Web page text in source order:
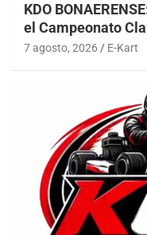
KDO
el Campeonato
7 agosto, 2026 E-Kart